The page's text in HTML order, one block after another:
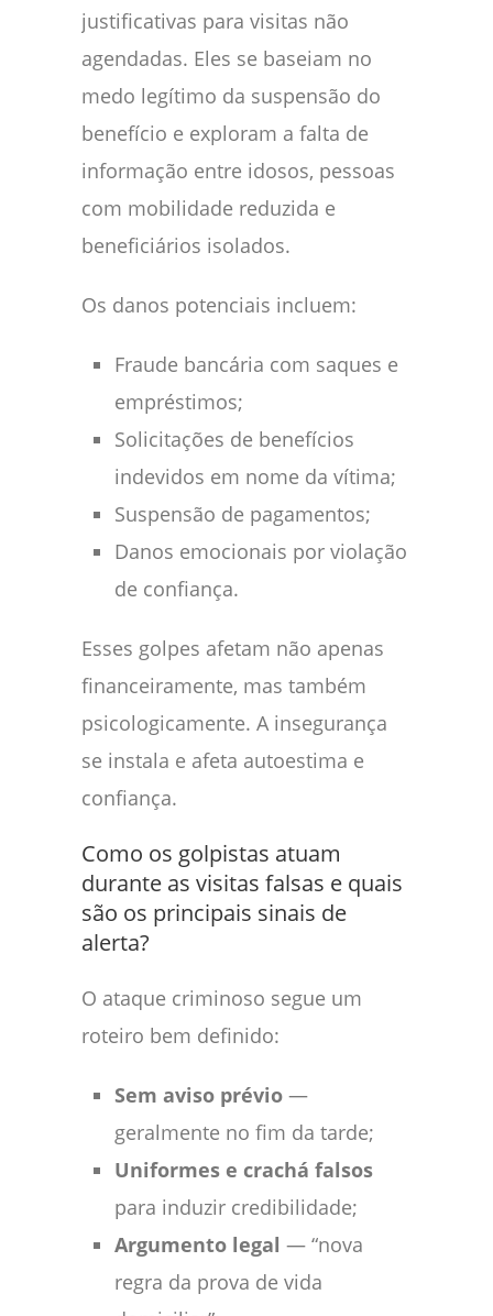
justificativas para visitas não
agendadas. Eles se baseiam no
medo legítimo da suspensão do
benefício e exploram a falta de
informação entre idosos, pessoas
com mobilidade reduzida e
beneficiários isolados.
Os danos potenciais incluem:
Fraude bancária com saques e
empréstimos;
Solicitações de benefícios
indevidos em nome da vítima;
Suspensão de pagamentos;
Danos emocionais por violação
de confiança.
Esses golpes afetam não apenas
financeiramente, mas também
psicologicamente. A insegurança
se instala e afeta autoestima e
confiança.
Como os golpistas atuam
durante as visitas falsas e quais
são os principais sinais de
alerta?
O ataque criminoso segue um
roteiro bem definido:
Sem aviso prévio —
geralmente no fim da tarde;
Uniformes e crachá falsos
para induzir credibilidade;
Argumento legal — “nova
regra da prova de vida